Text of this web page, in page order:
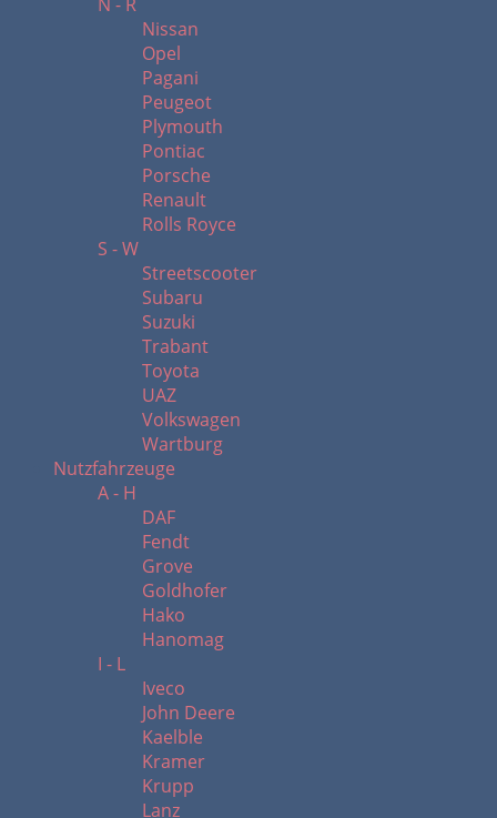
Nissan
Opel
Pagani
Peugeot
Plymouth
Pontiac
Porsche
Renault
Rolls Royce
S - W
Streetscooter
Subaru
Suzuki
Trabant
Toyota
UAZ
Volkswagen
Wartburg
Nutzfahrzeuge
A - H
DAF
Fendt
Grove
Goldhofer
Hako
Hanomag
I - L
Iveco
John Deere
Kaelble
Kramer
Krupp
Lanz